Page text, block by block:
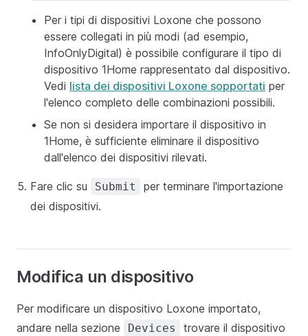
Per i tipi di dispositivi Loxone che possono
essere collegati in più modi (ad esempio,
InfoOnlyDigital) è possibile configurare il tipo di
dispositivo 1Home rappresentato dal dispositivo.
Vedi lista dei dispositivi Loxone sopportati per
l'elenco completo delle combinazioni possibili.
Se non si desidera importare il dispositivo in
1Home, è sufficiente eliminare il dispositivo
dall'elenco dei dispositivi rilevati.
Fare clic su Submit
per terminare l'importazione
dei dispositivi.
Modifica un dispositivo
Per modificare un dispositivo Loxone importato,
andare nella sezione
Devices
trovare il dispositivo